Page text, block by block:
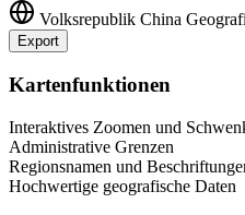
Volksrepublik China
Export
+
Kartenfunktionen
Interaktives Zoomen und
Administrative Grenzen
Regionsnamen und
Hochwertige geografische Daten